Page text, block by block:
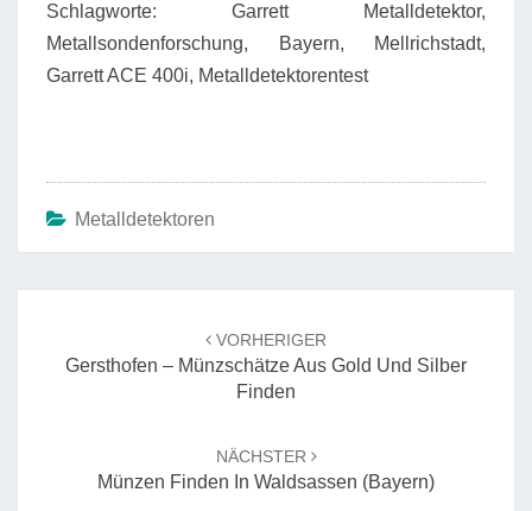
Schlagworte: Garrett Metalldetektor,
Metallsondenforschung, Bayern, Mellrichstadt,
Garrett ACE 400i, Metalldetektorentest
Metalldetektoren
VORHERIGER
Gersthofen – Münzschätze Aus Gold Und Silber
Finden
NÄCHSTER
Münzen Finden In Waldsassen (Bayern)